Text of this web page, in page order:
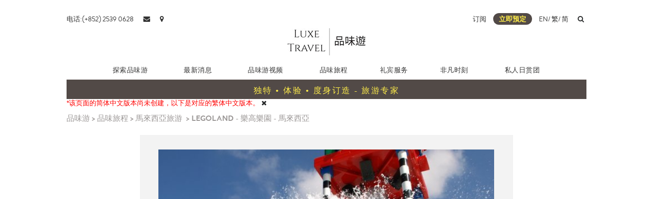
电话:(+852) 2539 0628 订阅 立即预定 EN/繁/简
探索品味游 最新消息 品味游视频 品味旅程 礼宾服务 非凡时刻 私人日赏团
独特 • 体验 • 度身订造 - 旅游专家
*该页面的简体中文版本尚未创建，以下是对应的繁体中文版本。
品味游> 品味旅程 >馬來西亞旅游 > LEGOLAND - 樂高樂園 - 馬來西亞